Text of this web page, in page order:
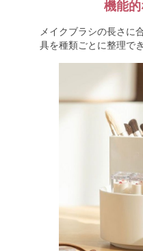
機能
メイクブラシの長さに
具を種類ごとに整理で